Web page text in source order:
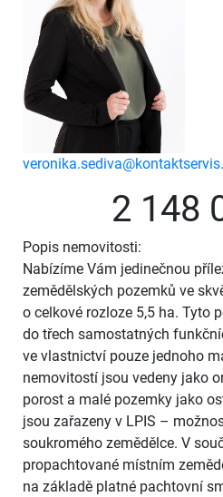
2 148
Popis nemovitosti:
Nabízíme Vám jedinečnou
zemědělských pozemků ve
o celkové rozloze 5,5 ha. Tyto
do třech samostatných
ve vlastnictví pouze jednoho
nemovitostí jsou vedeny jako
porost a malé pozemky jako
jsou zařazeny v LPIS –
soukromého zemědělce. V
propachtované místním
na základě platné pachtovní